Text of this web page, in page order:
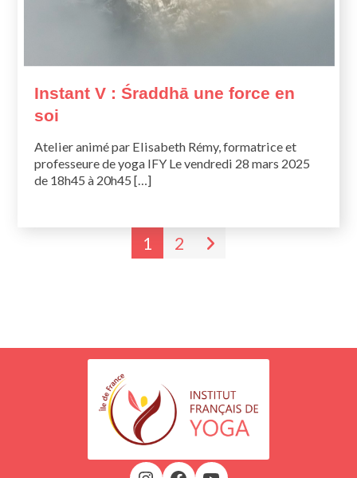
Instant V : Śraddhā une force en
soi
Atelier animé par Elisabeth Rémy, formatrice et
professeure de yoga IFY Le vendredi 28 mars 2025
de 18h45 à 20h45 […]
1 2